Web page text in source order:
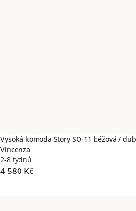
Vysoká komoda Story SO-11 béžová / dub
Vincenza
2-8 týdnů
4 580 Kč